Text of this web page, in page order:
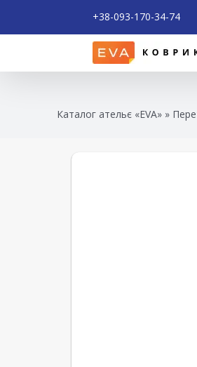
+38-093-170-34-74
Каталог ательє «EVA» »